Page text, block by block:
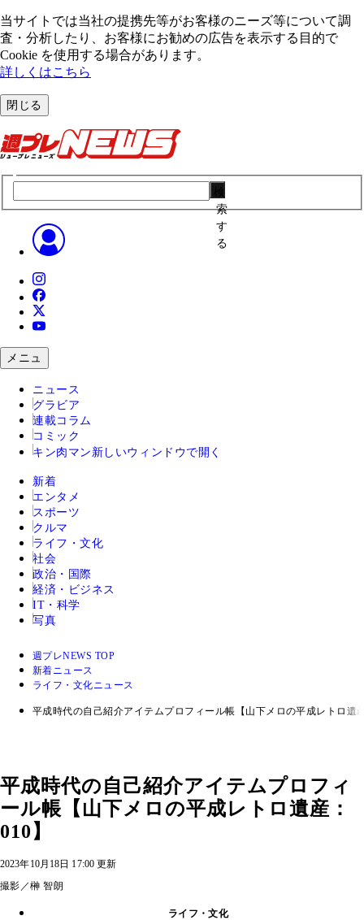
当サイトでは当社の提携先等がお客様のニーズ等について調
査・分析したり、お客様にお勧めの広告を表⽰する⽬的で
Cookie を使⽤する場合があります。
詳しくはこちら
閉じる
索
す
る
メニュ
ニュース
グラビア
連載コラム
コミック
キン肉マン 新しいウィンドウで開く
新着
エンタメ
スポーツ
クルマ
ライフ・文化
社会
政治・国際
経済・ビジネス
IT・科学
写真
週プレNEWS TOP
新着ニュース
ライフ・文化ニュース
平成時代の自己紹介アイテムプロフィール帳【山下メロの平成レトロ遺
平成時代の自己紹介アイテムプロフィ
ール帳【山下メロの平成レトロ遺産：
010】
2023年10月18日 17:00 更新
撮影／榊 智朗
ライフ・文化